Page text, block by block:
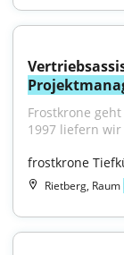
Frostkrone
1997 liefern
frostkrone
Rietberg, Raum